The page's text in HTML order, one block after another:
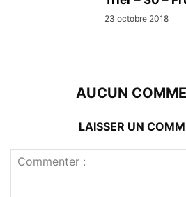
23 octobre 2018
AUCUN
LAISSER UN